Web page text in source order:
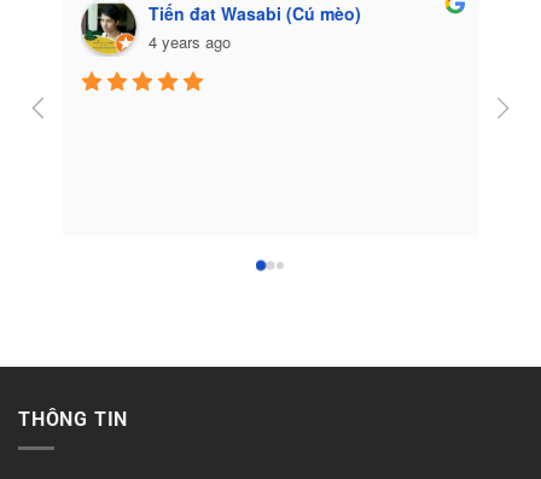
Tiến đat Wasabi (Cú mèo)
4 years ago
THÔNG TIN